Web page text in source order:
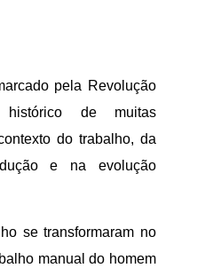
pela Revolução
histórico de muitas
do trabalho, da
e na evolução
se transformaram no
manual do homem